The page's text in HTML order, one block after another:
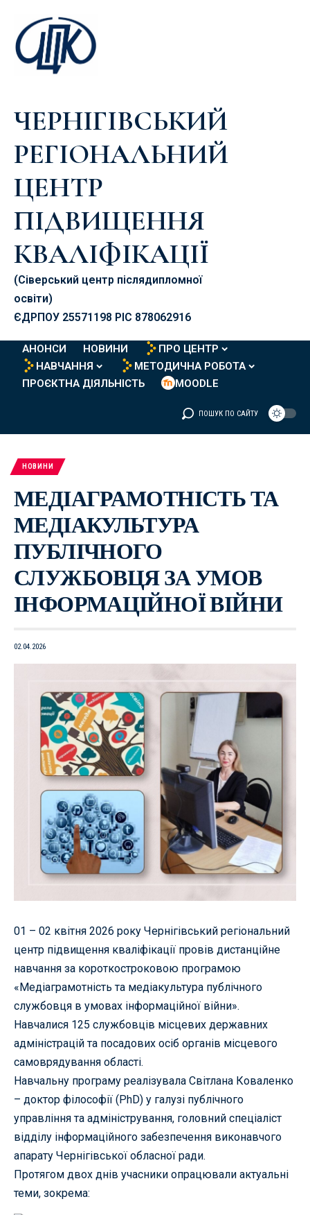
ЧЕРНІГІВСЬКИЙ
РЕГІОНАЛЬНИЙ
ЦЕНТР
ПІДВИЩЕННЯ
КВАЛІФІКАЦІЇ
(Сіверський центр післядипломної
освіти)
ЄДРПОУ 25571198 PIC 878062916
АНОНСИ НОВИНИ
ПРО ЦЕНТР
НАВЧАННЯ
МЕТОДИЧНА РОБОТА
ПРОЄКТНА ДІЯЛЬНІСТЬ
MOODLE
ПОШУК ПО САЙТУ
НОВИНИ
МЕДІАГРАМОТНІСТЬ ТА
МЕДІАКУЛЬТУРА
ПУБЛІЧНОГО
СЛУЖБОВЦЯ ЗА УМОВ
ІНФОРМАЦІЙНОЇ ВІЙНИ
02.04.2026
01 – 02 квітня 2026 року Чернігівський регіональний
центр підвищення кваліфікації провів дистанційне
навчання за короткостроковою програмою
«Медіаграмотність та медіакультура публічного
службовця в умовах інформаційної війни».
Навчалися 125 службовців місцевих державних
адміністрацій та посадових осіб органів місцевого
самоврядування області.
Навчальну програму реалізувала Світлана Коваленко
– доктор філософії (PhD) у галузі публічного
управління та адміністрування, головний спеціаліст
відділу інформаційного забезпечення виконавчого
апарату Чернігівської обласної ради.
Протягом двох днів учасники опрацювали актуальні
теми, зокрема: